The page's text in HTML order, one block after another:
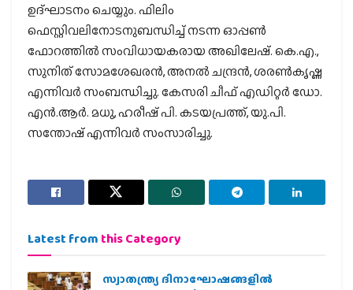
ഉദ്ഘാടനം ചെയ്യും. ഫിലിം
ഫെസ്റ്റിവലിനോടനുബന്ധിച്ച് നടന്ന ഓപ്പണ്‍
ഫോറത്തില്‍ സംവിധായകരായ അഖിലേഷ്. കെ.എ.,
സുനിത് സോമശേഖരന്‍, അനല്‍ ചന്ദ്രന്‍, ശരണ്‍കൃഷ്ണ
എന്നിവര്‍ സംബന്ധിച്ചു. കേസരി ചീഫ് എഡിറ്റര്‍ ഡോ.
എന്‍.ആര്‍. മധു, ഹരീഷ് പി. കടയപ്രത്ത്, യു.പി.
സന്തോഷ് എന്നിവര്‍ സംസാരിച്ചു.
Latest from this Category
സ്വാതന്ത്ര്യ ദിനാഘോഷങ്ങളിൽ